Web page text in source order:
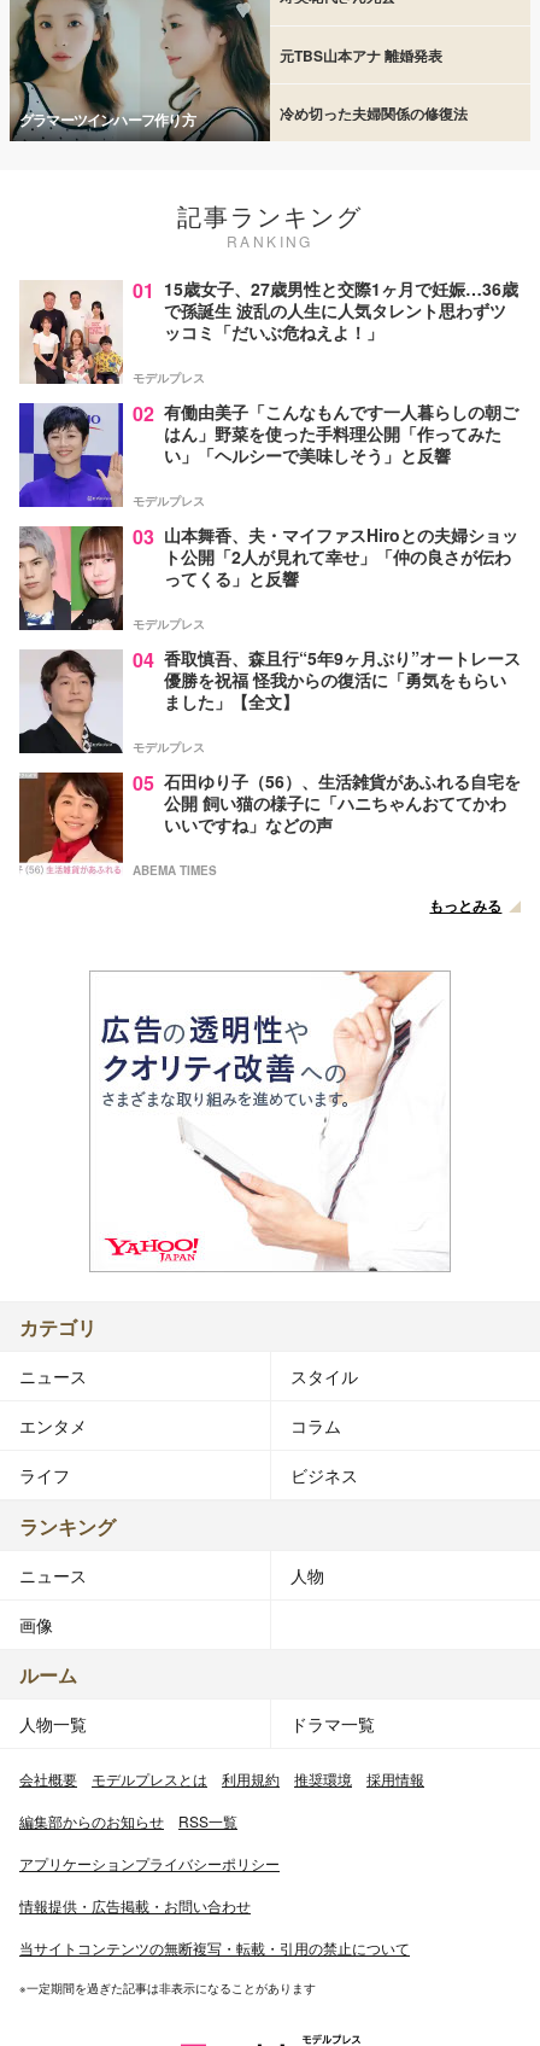
グラマーツインハーフ作り方
元TBS山本アナ 離婚発表
冷め切った夫婦関係の修復法
記事ランキング
RANKING
01 15歳女子、27歳男性と交際1ヶ月で妊娠…36歳
で孫誕生 波乱の人生に人気タレント思わずツ
ッコミ「だいぶ危ねえよ！」
モデルプレス
02 有働由美子「こんなもんです一人暮らしの朝ご
はん」野菜を使った手料理公開「作ってみた
い」「ヘルシーで美味しそう」と反響
モデルプレス
03 山本舞香、夫・マイファスHiroとの夫婦ショッ
ト公開「2人が見れて幸せ」「仲の良さが伝わ
ってくる」と反響
モデルプレス
04 香取慎吾、森且行“5年9ヶ月ぶり”オートレース
優勝を祝福 怪我からの復活に「勇気をもらい
ました」【全文】
モデルプレス
05 石田ゆり子（56）、生活雑貨があふれる自宅を
公開 飼い猫の様子に「ハニちゃんおててかわ
いいですね」などの声
ABEMA TIMES
もっとみる
カテゴリ
ニュース スタイル
エンタメ コラム
ライフ ビジネス
ランキング
ニュース 人物
画像
ルーム
人物一覧 ドラマ一覧
会社概要 モデルプレスとは 利用規約 推奨環境 採用情報
編集部からのお知らせ RSS一覧
アプリケーションプライバシーポリシー
情報提供・広告掲載・お問い合わせ
当サイトコンテンツの無断複写・転載・引用の禁止について
※一定期間を過ぎた記事は非表示になることがあります